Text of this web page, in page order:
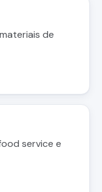
de
service e